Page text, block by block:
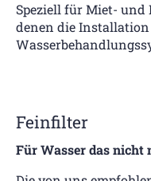
Speziell für Miet-
denen die
Feinfilter
Für Wasser das nicht